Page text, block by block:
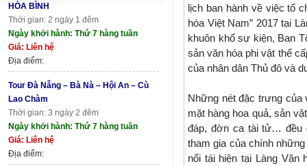
HÒA BÌNH
Thời gian: 2 ngày 1 đêm
Ngày khởi hành: Thứ 7 hàng tuần
Giá: Liên hệ
Địa điểm:
Tour Đà Nẵng – Bà Nà – Hội An – Cù
Lao Chàm
Thời gian: 3 ngày 2 đêm
Ngày khởi hành: Thứ 7 hàng tuần
Giá: Liên hệ
Địa điểm:
lịch ban hành về việc tổ
hóa Việt Nam” 2017 tại
khuôn khổ sự kiện, Ban
sản văn hóa phi vật thể
của nhân dân Thủ đô và
Những nét đặc trưng của
mặt hàng hoa quả, sản
đáp, đờn ca tài tử… đều
tham gia của chính
nổi tái hiện tại Làng Văn